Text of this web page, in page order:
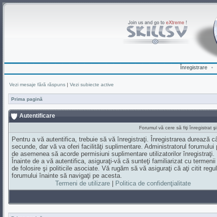
Înregistrare •
Vezi mesaje fără răspuns | Vezi subiecte active
Prima pagină
Autentificare
Forumul vă cere să fiţi înregistrat
Pentru a vă autentifica, trebuie să vă înregistraţi. Înregistrarea durează
secunde, dar vă va oferi facilităţi suplimentare. Administratorul forumului
de asemenea să acorde permisiuni suplimentare utilizatorilor înregistraţi.
Înainte de a vă autentifica, asiguraţi-vă că sunteţi familiarizat cu
de folosire şi politicile asociate. Vă rugăm să vă asiguraţi că aţi citit
forumului înainte să navigaţi pe acesta.
Termeni de utilizare
Politica de confidenţialitate